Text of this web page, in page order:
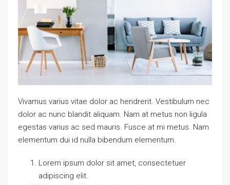
Vivamus varius vitae dolor ac hendrerit. Vestibulum nec
dolor ac nunc blandit aliquam. Nam at metus non ligula
egestas varius ac sed mauris. Fusce at mi metus. Nam
elementum dui id nulla bibendum elementum.
Lorem ipsum dolor sit amet, consectetuer
adipiscing elit.